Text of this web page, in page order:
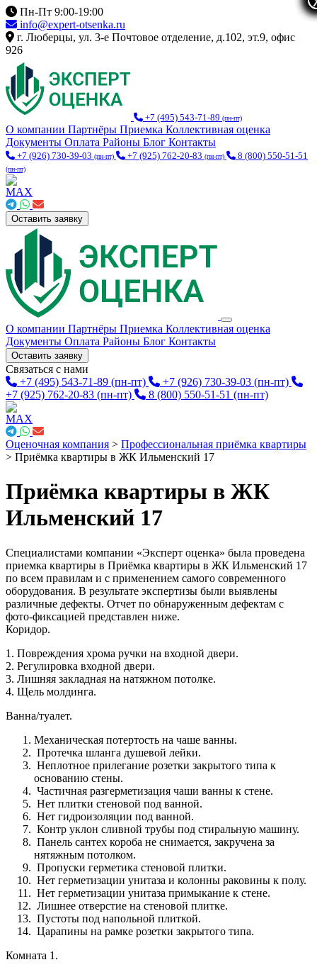
Пн-Пт 9:00-19:00
info@expert-otsenka.ru
г. Люберцы, ул. 3-е Почтовое отделение, д.102, эт.9, офис
926
+7 (495) 543-71-89 (пн-пт)
О компании Партнёры Приемка Коллективная оценка
Документы Оплата Районы Блог Контакты
+7 (926) 730-39-03 (пн-пт) +7 (925) 762-20-83 (пн-пт) 8 (800) 550-51-51
(пн-пт)
Оставить заявку
О компании Партнёры Приемка Коллективная оценка
Документы Оплата Районы Блог Контакты
Оставить заявку
Связаться с нами
+7 (495) 543-71-89 (пн-пт) +7 (926) 730-39-03 (пн-пт)
+7 (925) 762-20-83 (пн-пт) 8 (800) 550-51-51 (пн-пт)
Оценочная компания > Профессиональная приёмка квартиры
> Приёмка квартиры в ЖК Ильменский 17
Приёмка квартиры в ЖК
Ильменский 17
Специалистами компании «Эксперт оценка» была проведена
приемка квартиры в Приёмка квартиры в ЖК Ильменский 17
по всем правилам и с применением самого современного
оборудования. В результате экспертизы были выявлены
различные дефекты. Отчет по обнаруженным дефектам с
фото-фиксацией представлен ниже.
Коридор.
1. Повреждения хрома ручки на входной двери.
2. Регулировка входной двери.
3. Лишняя закладная на натяжном потолке.
4. Щель молдинга.
Ванна/туалет.
Механическая потертость на чаше ванны.
Протечка шланга душевой лейки.
Неплотное прилегание розетки закрытого типа к
основанию стены.
Частичная разгерметизация чаши ванны к стене.
Нет плитки стеновой под ванной.
Нет гидроизоляции под ванной.
Контр уклон сливной трубы под стиральную машину.
Панель сантех короба не снимается, закручена за
нятяжным потолком.
Пропуски герметика стеновой плитки.
Нет герметизации унитаза и колонны раковины к полу.
Нет герметизации унитаза примыкание к стене.
Лишнее отверстие на стеновой плитке.
Пустоты под напольной плиткой.
Царапины на рамке розетки закрытого типа.
Комната 1.